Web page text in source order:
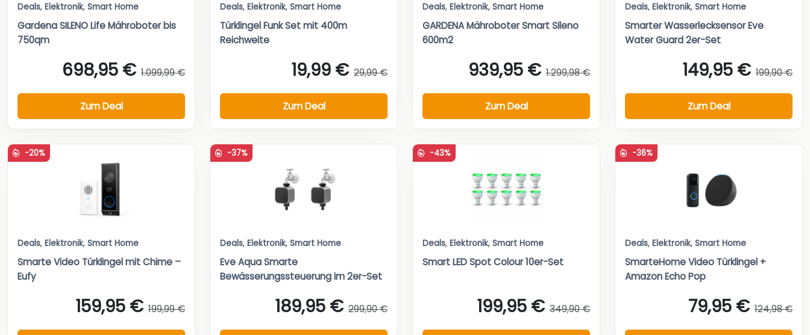
Deals, Elektronik, Smart Home
Gardena SILENO Life Mähroboter bis
750qm
698,95 € 1.099,99 €
Zum Deal
Deals, Elektronik, Smart Home
Türklingel Funk Set mit 400m
Reichweite
19,99 € 29,99 €
Zum Deal
Deals, Elektronik, Smart Home
GARDENA Mähroboter Smart Sileno
600m2
939,95 € 1.299,98 €
Zum Deal
Deals, Elektronik, Smart Home
Smarter Wasserlecksensor Eve
Water Guard 2er-Set
149,95 € 199,90 €
Zum Deal
-20%
Deals, Elektronik, Smart Home
Smarte Video Türklingel mit Chime –
Eufy
159,95 € 199,99 €
-37%
Deals, Elektronik, Smart Home
Eve Aqua Smarte
Bewässerungssteuerung im 2er-Set
189,95 € 299,90 €
-43%
Deals, Elektronik, Smart Home
Smart LED Spot Colour 10er-Set
199,95 € 349,90 €
-36%
Deals, Elektronik, Smart Home
SmarteHome Video Türklingel +
Amazon Echo Pop
79,95 € 124,98 €